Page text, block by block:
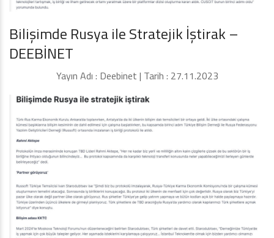
Bilişimde Rusya ile Stratejik İştirak –
DEEBİNET
Yayın Adı : Deebinet | Tarih : 27.11.2023